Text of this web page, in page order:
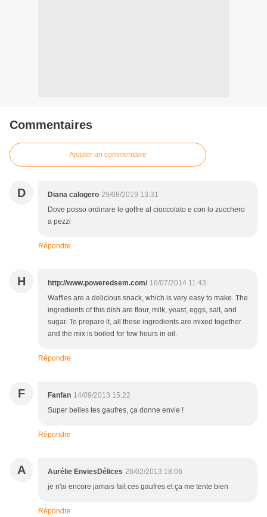
Commentaires
Ajouter un commentaire
D Diana calogero 29/08/2019 13:31
Dove posso ordinare le goffre al cioccolato e con lo zucchero
a pezzi
Répondre
H http://www.poweredsem.com/ 16/07/2014 11:43
Waffles are a delicious snack, which is very easy to make. The
ingredients of this dish are flour, milk, yeast, eggs, salt, and
sugar. To prepare it, all these ingredients are mixed together
and the mix is boiled for few hours in oil.
Répondre
F Fanfan 14/09/2013 15:22
Super belles tes gaufres, ça donne envie !
Répondre
A Aurélie EnviesDélices 26/02/2013 18:06
je n'ai encore jamais fait ces gaufres et ça me tente bien
Répondre